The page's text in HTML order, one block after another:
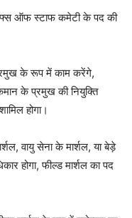
ऑफ स्टाफ कमेटी के पद की
के रूप में काम करेंगे,
के प्रमुख की नियुक्ति
होगा।
वायु सेना के मार्शल, या बेड़े
होगा, फील्ड मार्शल का पद